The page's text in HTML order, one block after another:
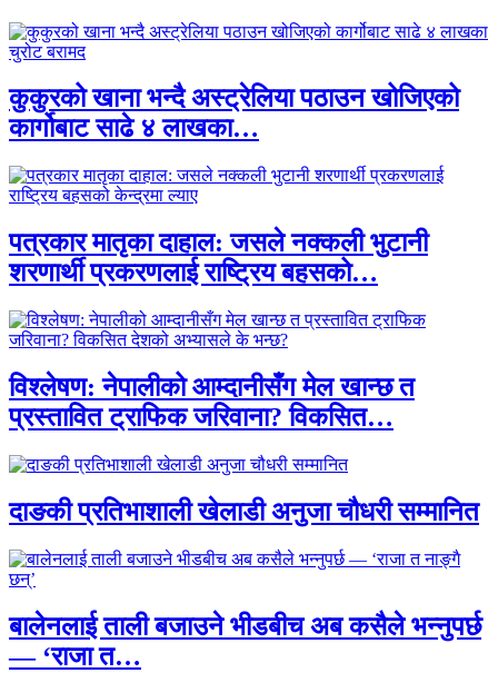
कुकुरको खाना भन्दै अस्ट्रेलिया पठाउन खोजिएको
कार्गोबाट साढे ४ लाखका…
पत्रकार मातृका दाहाल: जसले नक्कली भुटानी
शरणार्थी प्रकरणलाई राष्ट्रिय बहसको…
विश्लेषण: नेपालीको आम्दानीसँग मेल खान्छ त
प्रस्तावित ट्राफिक जरिवाना? विकसित…
दाङकी प्रतिभाशाली खेलाडी अनुजा चौधरी सम्मानित
बालेनलाई ताली बजाउने भीडबीच अब कसैले भन्नुपर्छ
— ‘राजा त…